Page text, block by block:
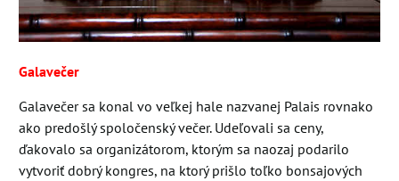
Galavečer
Galavečer sa konal vo veľkej hale nazvanej Palais rovnako
ako predošlý spoločenský večer. Udeľovali sa ceny,
ďakovalo sa organizátorom, ktorým sa naozaj podarilo
vytvoriť dobrý kongres, na ktorý prišlo toľko bonsajových